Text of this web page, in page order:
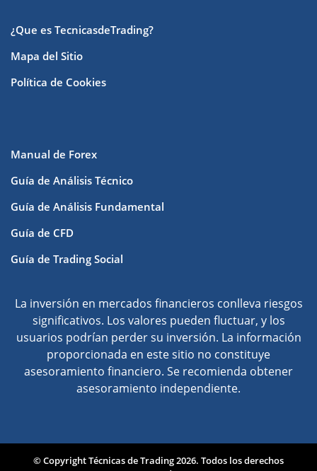
¿Que es TecnicasdeTrading?
Mapa del Sitio
Política de Cookies
Manual de Forex
Guía de Análisis Técnico
Guía de Análisis Fundamental
Guía de CFD
Guía de Trading Social
La inversión en mercados financieros conlleva riesgos
significativos. Los valores pueden fluctuar, y los
usuarios podrían perder su inversión. La información
proporcionada en este sitio no constituye
asesoramiento financiero. Se recomienda obtener
asesoramiento independiente.
© Copyright Técnicas de Trading 2026. Todos los derechos